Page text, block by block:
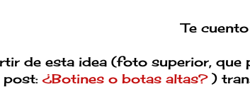
Te
de esta idea (foto superior, que
post:¿Botines o botas altas?)